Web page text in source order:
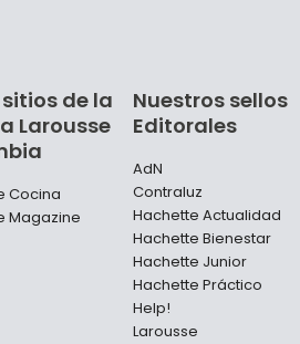
de la
Larousse
Cocina
Magazine
Nuestros sellos
Editorales
AdN
Contraluz
Hachette Actualidad
Hachette Bienestar
Hachette Junior
Hachette Práctico
Help!
Larousse